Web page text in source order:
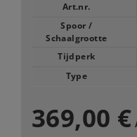
Art.nr.
Spoor /
Schaalgrootte
Tijdperk
Type
369,00 €